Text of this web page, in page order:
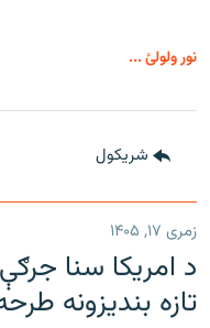
نور ولولئ ...
شريکول
زمری ۱۷, ۱۴۰۵
د امریکا سنا
تازه بندیزونه